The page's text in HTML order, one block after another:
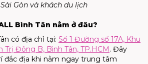
Gòn và khách du lịch
Bình Tân nằm ở đâu?
có địa chỉ tại: Số 1 Đường số 17A, Khu
Trị Đông B, Bình Tân, TP.HCM. Đây
đắc địa khi nằm ngay trung tâm